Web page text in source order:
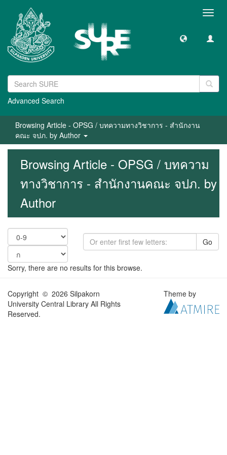
Advanced Search
Browsing Article - OPSG / บทความทางวิชาการ - สำนักงาน
คณะ จปภ. by Author
Browsing Article - OPSG / บทความ
ทางวิชาการ - สำนักงานคณะ จปภ. by
Author
Go
Sorry, there are no results for this browse.
Copyright © 2026 Silpakorn
University Central Library All Rights
Reserved.
Theme by